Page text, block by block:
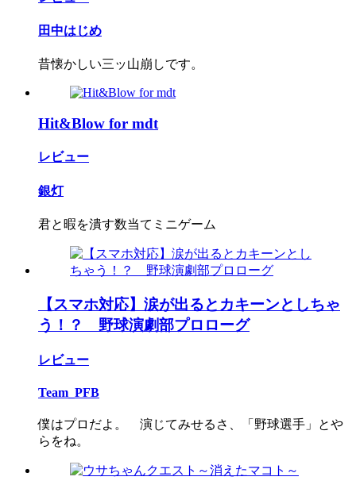
田中はじめ
昔懐かしい三ッ山崩しです。
Hit&Blow for mdt
レビュー
銀灯
君と暇を潰す数当てミニゲーム
【スマホ対応】涙が出るとカキーンとしちゃ
う！？ 野球演劇部プロローグ
レビュー
Team_PFB
僕はプロだよ。 演じてみせるさ、「野球選手」とや
らをね。